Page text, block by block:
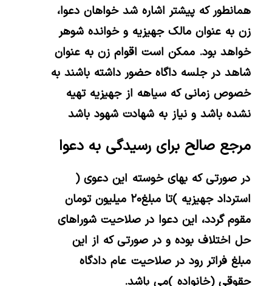
همانطور که پیشتر اشاره شد خواهان دعوا،
زن به عنوان مالک جهیزیه و خوانده شوهر
خواهد بود. ممکن است اقوام زن به عنوان
شاهد در جلسه داگاه حضور داشته باشند به
خصوص زمانی که سیاهه از جهیزیه تهیه
نشده باشد و نیاز به شهادت شهود باشد
مرجع صالح برای رسیدگی به دعوا
در صورتی که بهای خوسته این دعوی (
استرداد جهیزیه )تا مبلغ۲۰ میلیون تومان
مقوم گردد، این دعوا در صلاحیت شوراهای
حل اختلاف بوده و در صورتی که از این
مبلغ فراتر رود در صلاحیت عام دادگاه
حقوقی (خانواده )می باشد.